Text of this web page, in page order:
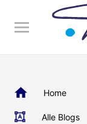
Home
Alle Blogs